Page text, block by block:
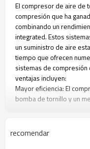
El compresor de aire de
compresión que ha
combinando un
integrated. Estos
un suministro de aire
tiempo que ofrecen
sistemas de compresión
ventajas incluyen:
Mayor eficiencia: El
bomba de tornillo y un
proporcionar una mayor
eficiencia del 90% o
recomendar